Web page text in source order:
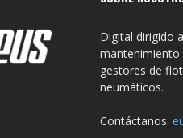
Digital dirigido
mantenimiento
gestores de
neumáticos.
Contáctanos: